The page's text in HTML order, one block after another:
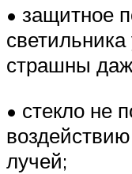
• защитное
страшны
• стекло не
лучей;